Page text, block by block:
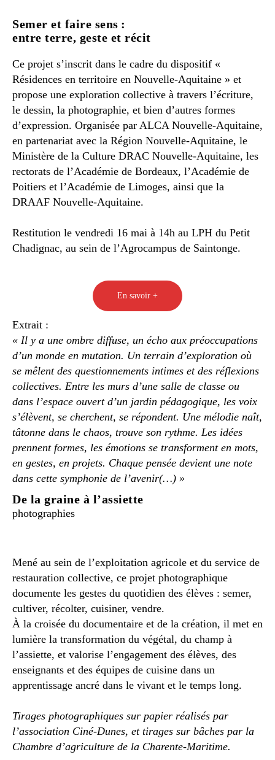
Semer et faire sens :
entre terre, geste et récit
Ce projet s’inscrit dans le cadre du dispositif «
Résidences en territoire en Nouvelle-Aquitaine » et
propose une exploration collective à travers l’écriture,
le dessin, la photographie, et bien d’autres formes
d’expression. Organisée par ALCA Nouvelle-Aquitaine,
en partenariat avec la Région Nouvelle-Aquitaine, le
Ministère de la Culture DRAC Nouvelle-Aquitaine, les
rectorats de l’Académie de Bordeaux, l’Académie de
Poitiers et l’Académie de Limoges, ainsi que la
DRAAF Nouvelle-Aquitaine.
Restitution le vendredi 16 mai à 14h au LPH du Petit
Chadignac, au sein de l’Agrocampus de Saintonge.
En savoir +
Extrait :
« Il y a une ombre diffuse, un écho aux préoccupations
d’un monde en mutation. Un terrain d’exploration où
se mêlent des questionnements intimes et des réflexions
collectives. Entre les murs d’une salle de classe ou
dans l’espace ouvert d’un jardin pédagogique, les voix
s’élèvent, se cherchent, se répondent. Une mélodie naît,
tâtonne dans le chaos, trouve son rythme. Les idées
prennent formes, les émotions se transforment en mots,
en gestes, en projets. Chaque pensée devient une note
dans cette symphonie de l’avenir(…) »
De la graine à l’assiette
photographies
Mené au sein de l’exploitation agricole et du service de
restauration collective, ce projet photographique
documente les gestes du quotidien des élèves : semer,
cultiver, récolter, cuisiner, vendre.
À la croisée du documentaire et de la création, il met en
lumière la transformation du végétal, du champ à
l’assiette, et valorise l’engagement des élèves, des
enseignants et des équipes de cuisine dans un
apprentissage ancré dans le vivant et le temps long.
Tirages photographiques sur papier réalisés par
l’association Ciné-Dunes, et tirages sur bâches par la
Chambre d’agriculture de la Charente-Maritime.